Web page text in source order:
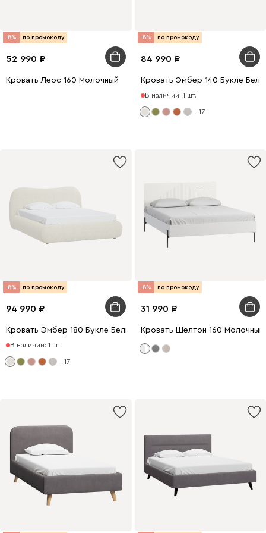
-8% по промокоду
52 990
Кровать Леос 160 Молочный
-8% по промокоду
84 990
Кровать Эмбер 140 Букле
В наличии: 1 шт.
+17
-8% по промокоду
94 990
Кровать Эмбер 180 Букле Белый
В наличии: 1 шт.
+17
-8% по промокоду
31 990
Кровать Шелтон 160 Молочный